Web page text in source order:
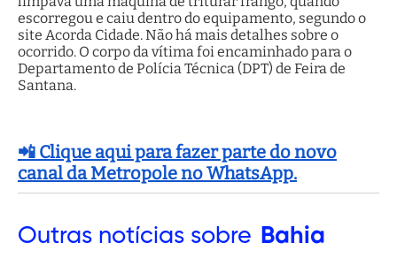
escorregou e caiu dentro do equipamento, segundo o
site Acorda Cidade. Não há mais detalhes sobre o
ocorrido. O corpo da vítima foi encaminhado para o
Departamento de Polícia Técnica (DPT) de Feira de
Santana.
📲 Clique aqui para fazer parte do novo
canal da Metropole no WhatsApp.
Outras notícias sobre Bahia